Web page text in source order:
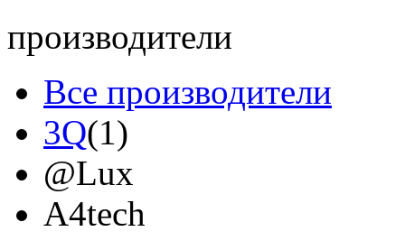
производители
Все производители
3Q(1)
@Lux
A4tech